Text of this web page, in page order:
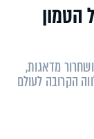
הטמון
מדאגות,
הקרובה לעולם